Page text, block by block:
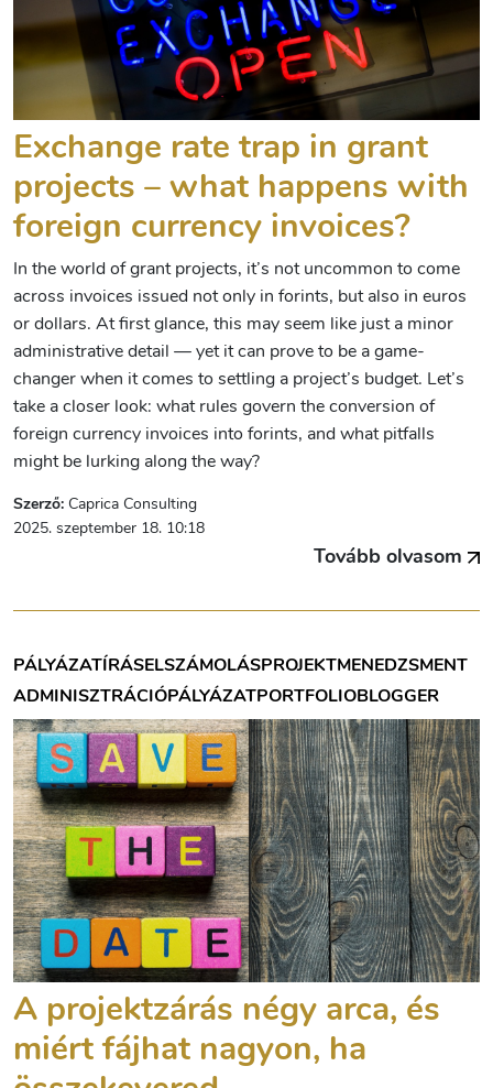
Exchange rate trap in grant
projects – what happens with
foreign currency invoices?
In the world of grant projects, it’s not uncommon to come
across invoices issued not only in forints, but also in euros
or dollars. At first glance, this may seem like just a minor
administrative detail — yet it can prove to be a game-
changer when it comes to settling a project’s budget. Let’s
take a closer look: what rules govern the conversion of
foreign currency invoices into forints, and what pitfalls
might be lurking along the way?
Szerző: Caprica Consulting
2025. szeptember 18. 10:18
Tovább olvasom
PÁLYÁZATÍRÁSELSZÁMOLÁSPROJEKTMENEDZSMENT
ADMINISZTRÁCIÓPÁLYÁZATPORTFOLIOBLOGGER
A projektzárás négy arca, és
miért fájhat nagyon, ha